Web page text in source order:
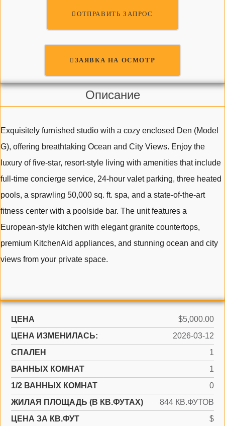
ОТПРАВИТЬ ЗАПРОС
ЗАЯВКА НА ОСМОТР
Описание
Exquisitely furnished studio with a cozy enclosed Den (Model
G), offering breathtaking Ocean and City Views. Enjoy the
luxury of five-star, resort-style living with amenities that include
full-time concierge service, 24-hour valet parking, three heated
pools, a sprawling 50,000 sq. ft. spa, and a state-of-the-art
fitness center with a poolside bar. The unit features a
European-style kitchen with elegant granite countertops,
premium KitchenAid appliances, and stunning ocean and city
views from your private space.
ЦЕНА
$5,000.00
ЦЕНА ИЗМЕНИЛАСЬ:
2026-03-12
СПАЛЕН
1
ВАННЫХ КОМНАТ
1
1/2 ВАННЫХ КОМНАТ
0
ЖИЛАЯ ПЛОЩАДЬ (В КВ.ФУТАХ)
844 КВ.ФУТОВ
ЦЕНА ЗА КВ.ФУТ
$